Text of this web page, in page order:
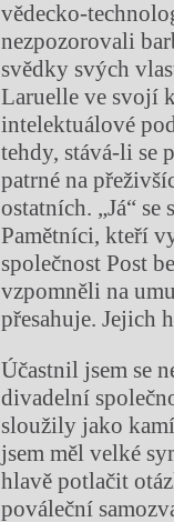
vědecko-
nezpozorovali
svědky svých
Laruelle ve svojí
intelektuálové
tehdy, stává-li se
patrné na
ostatních. „Já“
Pamětníci, kteří
společnost Post
vzpomněli na
přesahuje. Jejich
Účastnil jsem se
divadelní
sloužily jako
jsem měl velké
hlavě potlačit
pováleční